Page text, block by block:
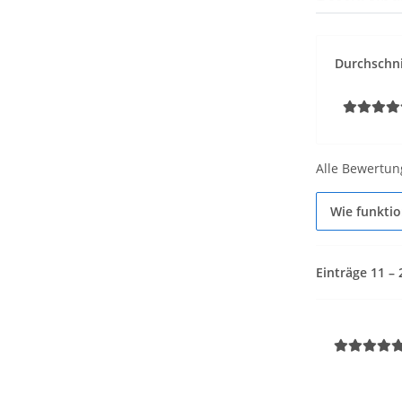
Alle
Wie
Einträge 11 –